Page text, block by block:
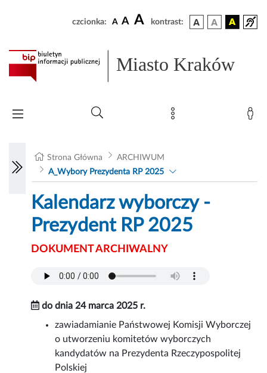
czcionka: A A A kontrast:
Miasto Kraków
Strona Główna
ARCHIWUM
A_Wybory Prezydenta RP 2025
Kalendarz wyborczy -
Prezydent RP 2025
DOKUMENT ARCHIWALNY
do dnia 24 marca 2025 r.
zawiadamianie Państwowej Komisji Wyborczej
o utworzeniu komitetów wyborczych
kandydatów na Prezydenta Rzeczypospolitej
Polskiej